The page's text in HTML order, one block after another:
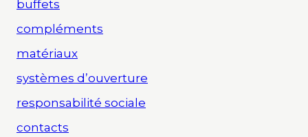
buffets
compléments
matériaux
systèmes d’ouverture
responsabilité sociale
contacts